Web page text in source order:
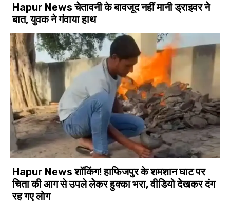
Hapur News चेतावनी के बावजूद नहीं मानी ड्राइवर ने
बात, युवक ने गंवाया हाथ
Hapur News शॉकिंग! हाफिजपुर के शमशान घाट पर
चिता की आग से उपले लेकर हुक्का भरा, वीडियो देखकर दंग
रह गए लोग